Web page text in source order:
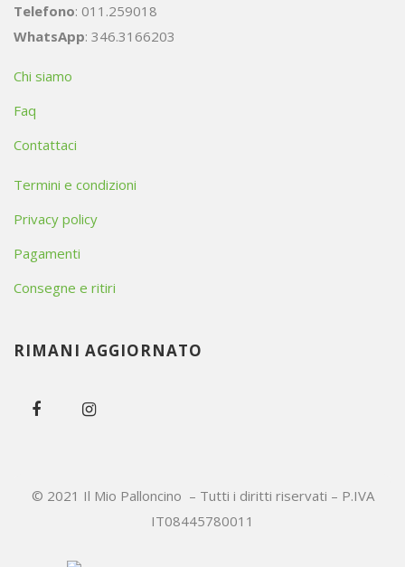
Telefono: 011.259018
WhatsApp: 346.3166203
Chi siamo
Faq
Contattaci
Termini e condizioni
Privacy policy
Pagamenti
Consegne e ritiri
RIMANI AGGIORNATO
© 2021 Il Mio Palloncino – Tutti i diritti riservati – P.IVA
IT08445780011